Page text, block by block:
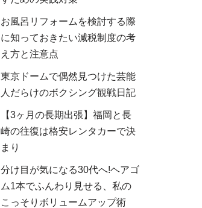
お風呂リフォームを検討する際
に知っておきたい減税制度の考
え方と注意点
東京ドームで偶然見つけた芸能
人だらけのボクシング観戦日記
【3ヶ月の長期出張】福岡と長
崎の往復は格安レンタカーで決
まり
分け目が気になる30代へ!ヘアゴ
ム1本でふんわり見せる、私の
こっそりボリュームアップ術